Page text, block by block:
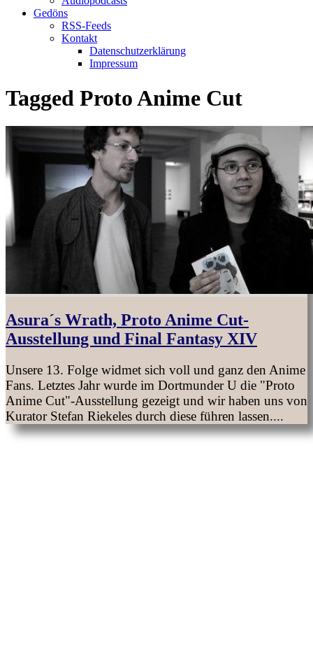
Gedöns
RSS-Feeds
Kontakt
Datenschutzerklärung
Impressum
Tagged Proto Anime Cut
Asura´s Wrath, Proto Anime Cut-
Ausstellung und Final Fantasy XIV
Unsere 13. Folge widmet sich voll und ganz den Anime
Fans. Letztes Jahr wurde im Dortmunder U die "Proto
Anime Cut"-Ausstellung gezeigt und wir haben uns von
Kurator Stefan Riekeles durch diese führen lassen....